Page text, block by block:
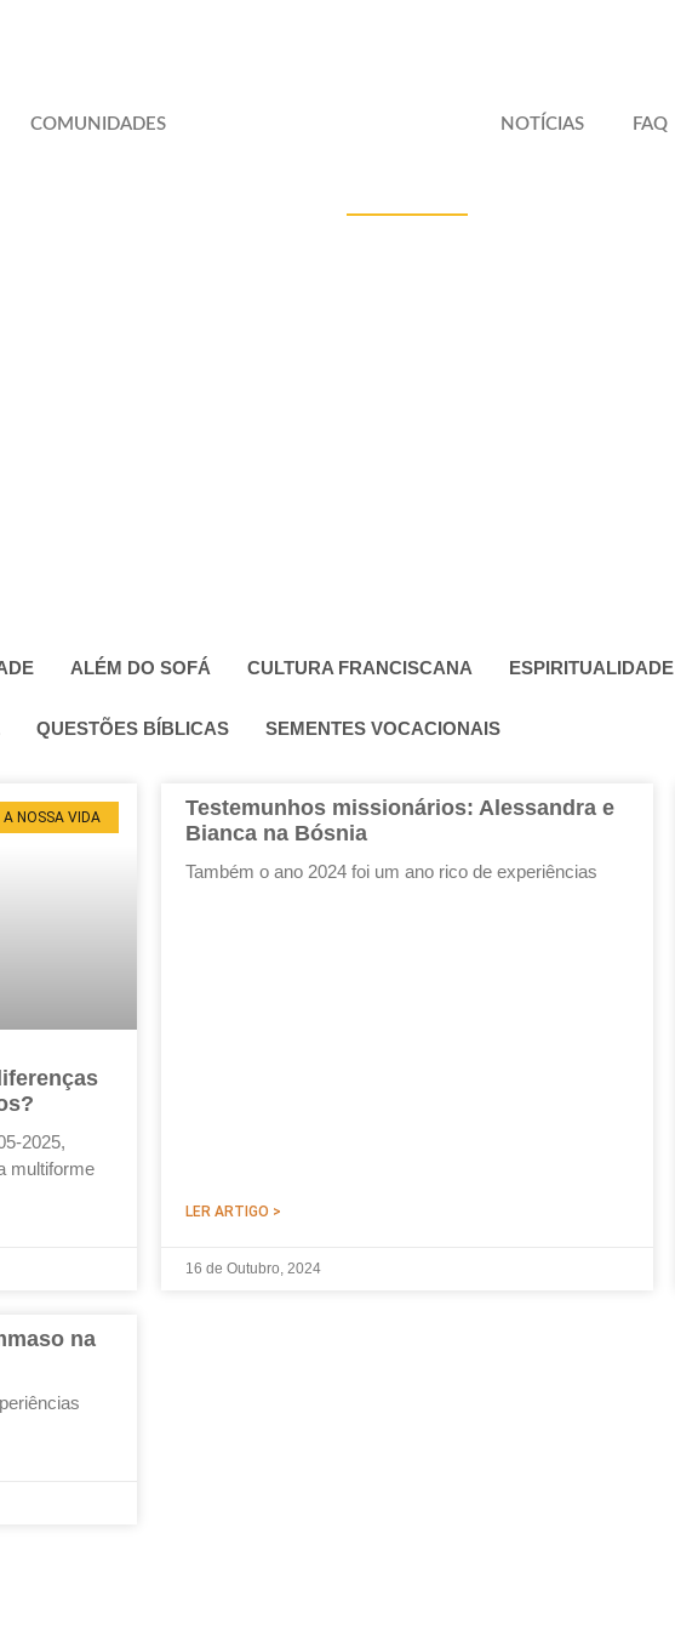
COMUNIDADES NOTÍCIAS FAQ
ALÉM DO SOFÁ CULTURA FRANCISCANA ESPIRITUALIDADE
QUESTÕES BÍBLICAS SEMENTES VOCACIONAIS
A NOSSA VIDA
2025,
multiforme
Testemunhos missionários: Alessandra e
Bianca na Bósnia
Também o ano 2024 foi um ano rico de experiências
LER ARTIGO >
16 de Outubro, 2024
na